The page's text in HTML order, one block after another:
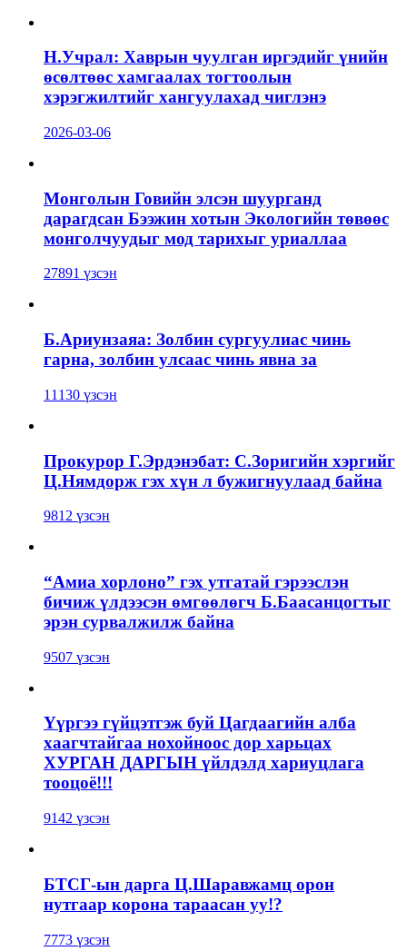
Н.Учрал: Хаврын чуулган иргэдийг үнийн
өсөлтөөс хамгаалах тогтоолын
хэрэгжилтийг хангуулахад чиглэнэ
2026-03-06
Монголын Говийн элсэн шуурганд
дарагдсан Бээжин хотын Экологийн төвөөс
монголчуудыг мод тарихыг уриаллаа
27891 үзсэн
Б.Ариунзаяа: Золбин сургуулиас чинь
гарна, золбин улсаас чинь явна за
11130 үзсэн
Прокурор Г.Эрдэнэбат: С.Зоригийн хэргийг
Ц.Нямдорж гэх хүн л бужигнуулаад байна
9812 үзсэн
“Амиа хорлоно” гэх утгатай гэрээслэн
бичиж үлдээсэн өмгөөлөгч Б.Баасанцогтыг
эрэн сурвалжилж байна
9507 үзсэн
Үүргээ гүйцэтгэж буй Цагдаагийн алба
хаагчтайгаа нохойноос дор харьцах
ХУРГАН ДАРГЫН үйлдэлд хариуцлага
тооцоё!!!
9142 үзсэн
БТСГ-ын дарга Ц.Шаравжамц орон
нутгаар корона тараасан уу!?
7773 үзсэн